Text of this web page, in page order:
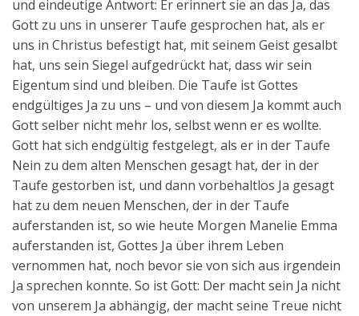
und eindeutige Antwort: Er erinnert sie an das Ja, das
Gott zu uns in unserer Taufe gesprochen hat, als er
uns in Christus befestigt hat, mit seinem Geist gesalbt
hat, uns sein Siegel aufgedrückt hat, dass wir sein
Eigentum sind und bleiben. Die Taufe ist Gottes
endgültiges Ja zu uns – und von diesem Ja kommt auch
Gott selber nicht mehr los, selbst wenn er es wollte.
Gott hat sich endgültig festgelegt, als er in der Taufe
Nein zu dem alten Menschen gesagt hat, der in der
Taufe gestorben ist, und dann vorbehaltlos Ja gesagt
hat zu dem neuen Menschen, der in der Taufe
auferstanden ist, so wie heute Morgen Manelie Emma
auferstanden ist, Gottes Ja über ihrem Leben
vernommen hat, noch bevor sie von sich aus irgendein
Ja sprechen konnte. So ist Gott: Der macht sein Ja nicht
von unserem Ja abhängig, der macht seine Treue nicht